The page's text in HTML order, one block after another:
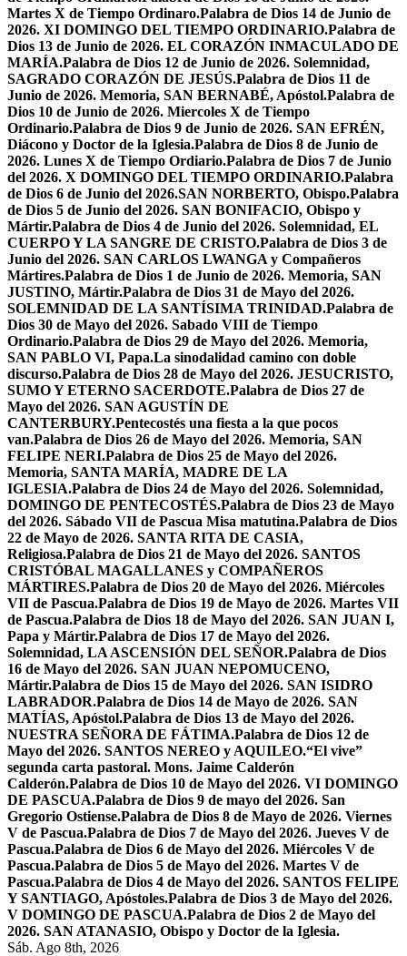
Martes X de Tiempo Ordinaro.Palabra de Dios 14 de Junio de
2026. XI DOMINGO DEL TIEMPO ORDINARIO.Palabra de
Dios 13 de Junio de 2026. EL CORAZÓN INMACULADO DE
MARÍA.Palabra de Dios 12 de Junio de 2026. Solemnidad,
SAGRADO CORAZÓN DE JESÚS.Palabra de Dios 11 de
Junio de 2026. Memoria, SAN BERNABÉ, Apóstol.Palabra de
Dios 10 de Junio de 2026. Miercoles X de Tiempo
Ordinario.Palabra de Dios 9 de Junio de 2026. SAN EFRÉN,
Diácono y Doctor de la Iglesia.Palabra de Dios 8 de Junio de
2026. Lunes X de Tiempo Ordiario.Palabra de Dios 7 de Junio
del 2026. X DOMINGO DEL TIEMPO ORDINARIO.Palabra
de Dios 6 de Junio del 2026.SAN NORBERTO, Obispo.Palabra
de Dios 5 de Junio del 2026. SAN BONIFACIO, Obispo y
Mártir.Palabra de Dios 4 de Junio del 2026. Solemnidad, EL
CUERPO Y LA SANGRE DE CRISTO.Palabra de Dios 3 de
Junio del 2026. SAN CARLOS LWANGA y Compañeros
Mártires.Palabra de Dios 1 de Junio de 2026. Memoria, SAN
JUSTINO, Mártir.Palabra de Dios 31 de Mayo del 2026.
SOLEMNIDAD DE LA SANTÍSIMA TRINIDAD.Palabra de
Dios 30 de Mayo del 2026. Sabado VIII de Tiempo
Ordinario.Palabra de Dios 29 de Mayo del 2026. Memoria,
SAN PABLO VI, Papa.La sinodalidad camino con doble
discurso.Palabra de Dios 28 de Mayo del 2026. JESUCRISTO,
SUMO Y ETERNO SACERDOTE.Palabra de Dios 27 de
Mayo del 2026. SAN AGUSTÍN DE
CANTERBURY.Pentecostés una fiesta a la que pocos
van.Palabra de Dios 26 de Mayo del 2026. Memoria, SAN
FELIPE NERI.Palabra de Dios 25 de Mayo del 2026.
Memoria, SANTA MARÍA, MADRE DE LA
IGLESIA.Palabra de Dios 24 de Mayo del 2026. Solemnidad,
DOMINGO DE PENTECOSTÉS.Palabra de Dios 23 de Mayo
del 2026. Sábado VII de Pascua Misa matutina.Palabra de Dios
22 de Mayo de 2026. SANTA RITA DE CASIA,
Religiosa.Palabra de Dios 21 de Mayo del 2026. SANTOS
CRISTÓBAL MAGALLANES y COMPAÑEROS
MÁRTIRES.Palabra de Dios 20 de Mayo del 2026. Miércoles
VII de Pascua.Palabra de Dios 19 de Mayo de 2026. Martes VII
de Pascua.Palabra de Dios 18 de Mayo del 2026. SAN JUAN I,
Papa y Mártir.Palabra de Dios 17 de Mayo del 2026.
Solemnidad, LA ASCENSIÓN DEL SEÑOR.Palabra de Dios
16 de Mayo del 2026. SAN JUAN NEPOMUCENO,
Mártir.Palabra de Dios 15 de Mayo del 2026. SAN ISIDRO
LABRADOR.Palabra de Dios 14 de Mayo de 2026. SAN
MATÍAS, Apóstol.Palabra de Dios 13 de Mayo del 2026.
NUESTRA SEÑORA DE FÁTIMA.Palabra de Dios 12 de
Mayo del 2026. SANTOS NEREO y AQUILEO.“El vive”
segunda carta pastoral. Mons. Jaime Calderón
Calderón.Palabra de Dios 10 de Mayo del 2026. VI DOMINGO
DE PASCUA.Palabra de Dios 9 de mayo del 2026. San
Gregorio Ostiense.Palabra de Dios 8 de Mayo de 2026. Viernes
V de Pascua.Palabra de Dios 7 de Mayo del 2026. Jueves V de
Pascua.Palabra de Dios 6 de Mayo del 2026. Miércoles V de
Pascua.Palabra de Dios 5 de Mayo del 2026. Martes V de
Pascua.Palabra de Dios 4 de Mayo del 2026. SANTOS FELIPE
Y SANTIAGO, Apóstoles.Palabra de Dios 3 de Mayo del 2026.
V DOMINGO DE PASCUA.Palabra de Dios 2 de Mayo del
2026. SAN ATANASIO, Obispo y Doctor de la Iglesia.
Sáb. Ago 8th, 2026